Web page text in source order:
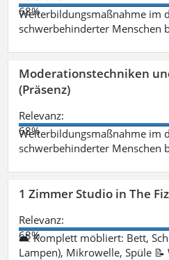
68%
Weiterbildungsmaßnahme im
schwerbehinderter Menschen
Moderationstechniken
(Präsenz)
Relevanz:
68%
Weiterbildungsmaßnahme im
schwerbehinderter Menschen
1 Zimmer Studio in The
Relevanz:
68%
🛋 Komplett möbliert: Bett,
Lampen), Mikrowelle, Spüle